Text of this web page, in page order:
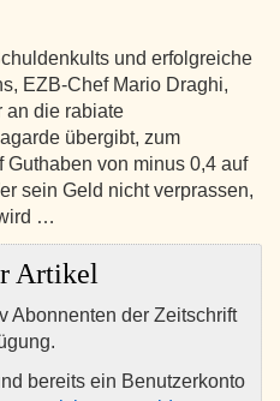
und erfolgreiche
EZB-Chef Mario Draghi,
an die rabiate
übergibt, zum
von minus 0,4 auf
sein Geld nicht verprassen,
…
Artikel
Abonnenten der Zeitschrift
bereits ein Benutzerkonto